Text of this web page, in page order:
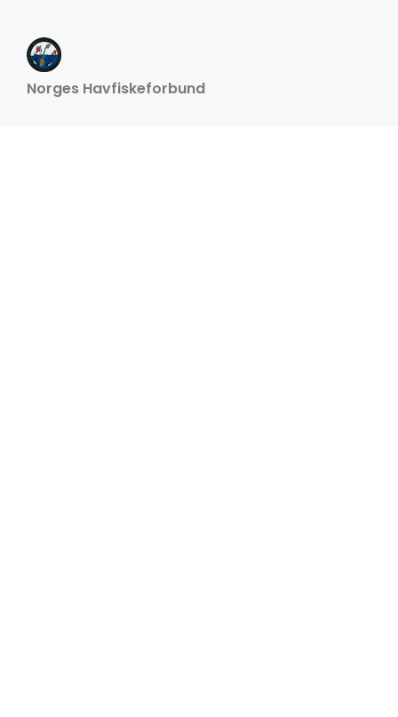
Norges Havfiskeforbund